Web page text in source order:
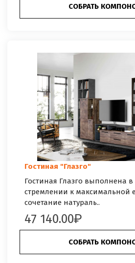
СОБРАТЬ
Гостиная "Глазго"
Гостиная Глазго выполнена в
стремлении к максимальной
сочетание натураль..
47 140.00
СОБРАТЬ